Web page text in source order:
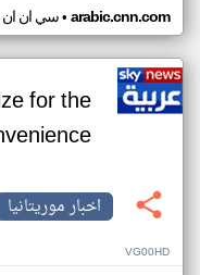
سي ان ان• arabic.cnn.com
for the
اخبار موريتانيا
VG00HD